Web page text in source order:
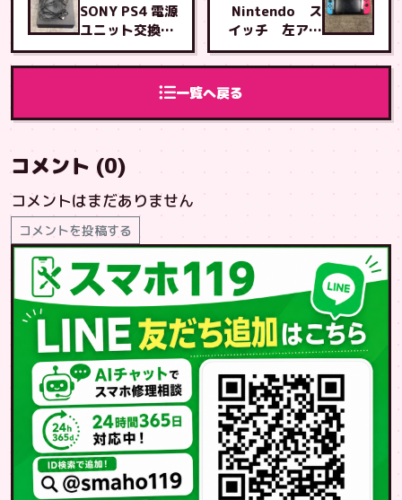
SONY PS4 電源
ユニット交換修
理
一覧へ戻る
Nintendo ス
イッチ 左アナ
ログスティック
交換修理
コメント (0)
コメントはまだありません
コメントを投稿する